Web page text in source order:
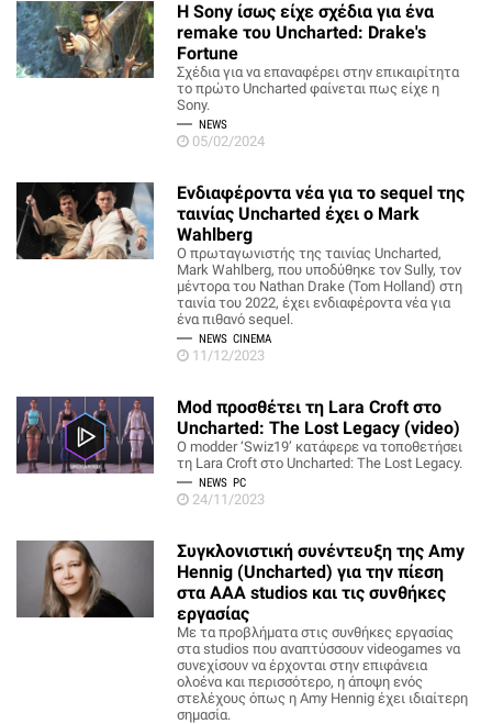
H Sony ίσως είχε σχέδια για ένα
remake του Uncharted: Drake's
Fortune
Σχέδια για να επαναφέρει στην επικαιρίτητα
το πρώτο Uncharted φαίνεται πως είχε η
Sony.
NEWS
05/02/2024
Ενδιαφέροντα νέα για το sequel της
ταινίας Uncharted έχει ο Mark
Wahlberg
Ο πρωταγωνιστής της ταινίας Uncharted,
Mark Wahlberg, που υποδύθηκε τον Sully, τον
μέντορα του Nathan Drake (Tom Holland) στη
ταινία του 2022, έχει ενδιαφέροντα νέα για
ένα πιθανό sequel.
NEWS CINEMA
11/12/2023
Mod προσθέτει τη Lara Croft στο
Uncharted: The Lost Legacy (video)
O modder ‘Swiz19’ κατάφερε να τοποθετήσει
τη Lara Croft στο Uncharted: The Lost Legacy.
NEWS PC
24/11/2023
Συγκλονιστική συνέντευξη της Amy
Hennig (Uncharted) για την πίεση
στα AAA studios και τις συνθήκες
εργασίας
Με τα προβλήματα στις συνθήκες εργασίας
στα studios που αναπτύσσουν videogames να
συνεχίσουν να έρχονται στην επιφάνεια
ολοένα και περισσότερο, η άποψη ενός
στελέχους όπως η Amy Hennig έχει ιδιαίτερη
σημασία.